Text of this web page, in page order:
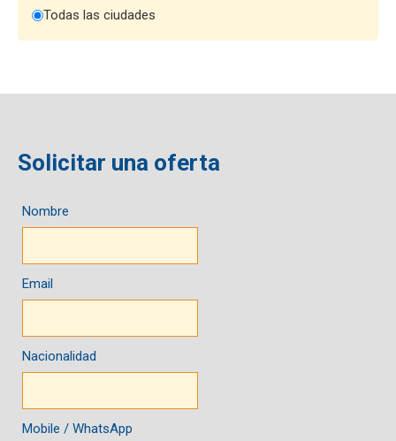
Todas las ciudades
Solicitar una oferta
Nombre
Email
Nacionalidad
Mobile / WhatsApp